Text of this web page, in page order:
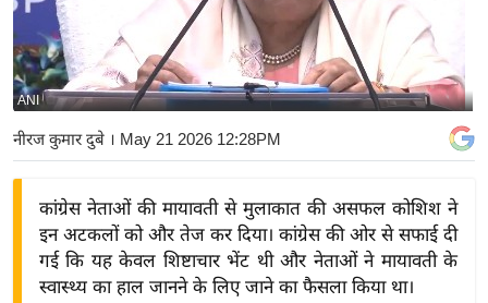
र्रा
ष्ट्री
य
बि
ज़
ने
द्यो
ANI
नीरज कुमार दुबे । May 21 2026 12:28PM
कांग्रेस नेताओं की मायावती से मुलाकात की असफल कोशिश ने
इन अटकलों को और तेज कर दिया। कांग्रेस की ओर से सफाई दी
गई कि यह केवल शिष्टाचार भेंट थी और नेताओं ने मायावती के
स्वास्थ्य का हाल जानने के लिए जाने का फैसला किया था।